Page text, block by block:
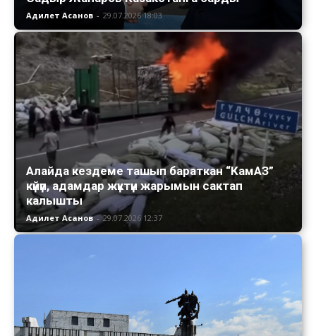
Адилет Асанов - 29.07.2026 18:03
Алайда кездеме ташып бараткан “КамАЗ”
күйүп, адамдар жүктүн жарымын сактап
калышты
Адилет Асанов - 29.07.2026 12:37